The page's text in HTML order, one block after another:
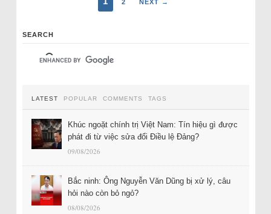
2 NEXT →
SEARCH
LATEST POPULAR COMMENTS TAGS
Khúc ngoặt chính trị Việt Nam: Tín hiệu gì được
phát đi từ việc sửa đổi Điều lệ Đảng?
09/08/2026
Bắc ninh: Ông Nguyễn Văn Dũng bị xử lý, câu
hỏi nào còn bỏ ngỏ?
08/08/2026